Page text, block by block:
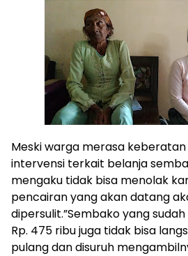
Meski warga merasa
intervensi terkait belanja
mengaku tidak bisa menolak
pencairan yang akan datang
dipersulit.”Sembako yang
Rp. 475 ribu juga tidak bisa
pulang dan disuruh